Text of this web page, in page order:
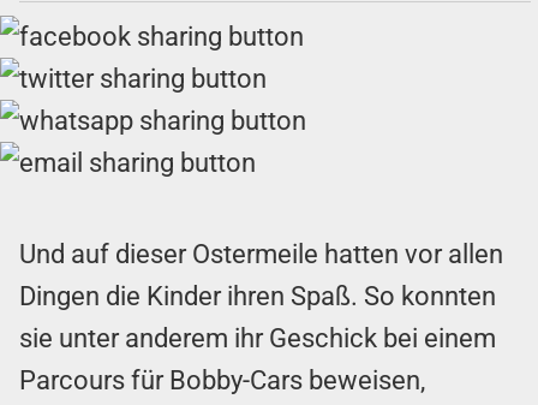
Und auf dieser Ostermeile hatten vor allen
Dingen die Kinder ihren Spaß. So konnten
sie unter anderem ihr Geschick bei einem
Parcours für Bobby-Cars beweisen,